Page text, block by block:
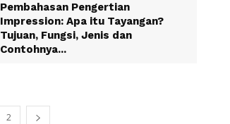
Pembahasan Pengertian
Impression: Apa itu Tayangan?
Tujuan, Fungsi, Jenis dan
Contohnya...
2